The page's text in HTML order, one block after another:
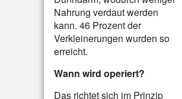
Nahrung verdaut werden
kann. 46 Prozent der
Verkleinerungen wurden so
erreicht.
Wann wird operiert?
Das richtet sich im Prinzip